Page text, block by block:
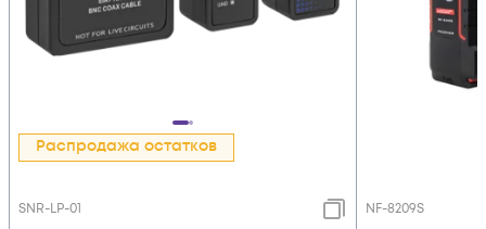
Распродажа остатков
SNR-LP-01 NF-8209S